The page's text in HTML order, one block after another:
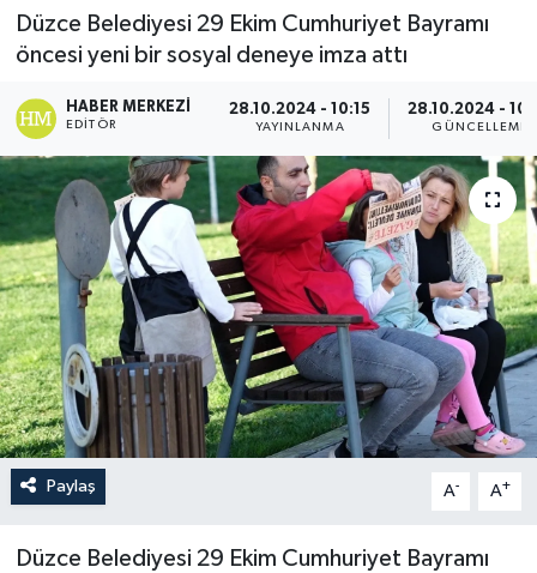
Düzce Belediyesi 29 Ekim Cumhuriyet Bayramı
öncesi yeni bir sosyal deneye imza attı
HABER MERKEZI
EDITÖR
28.10.2024 - 10:15
YAYINLANMA
28.10.2024 -
GÜNCELLEME
Paylaş A- A+
Düzce Belediyesi 29 Ekim Cumhuriyet Bayramı